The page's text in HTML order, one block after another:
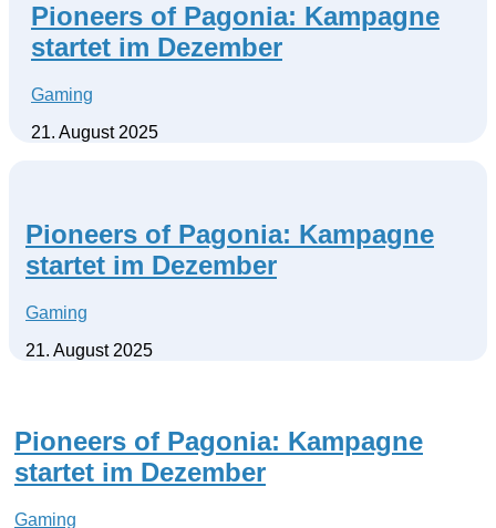
Pioneers of Pagonia: Kampagne
startet im Dezember
Gaming
21. August 2025
Pioneers of Pagonia: Kampagne
startet im Dezember
Gaming
21. August 2025
Pioneers of Pagonia: Kampagne
startet im Dezember
Gaming